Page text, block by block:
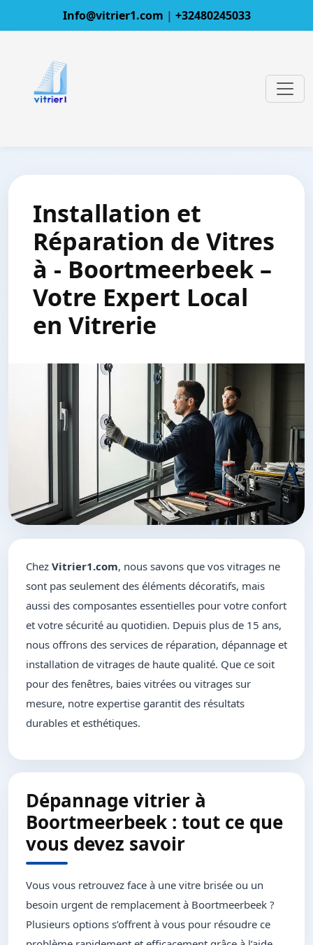
Info@vitrier1.com | +32480245033
Installation et
Réparation de Vitres
à - Boortmeerbeek –
Votre Expert Local
en Vitrerie
Chez Vitrier1.com, nous savons que vos vitrages ne
sont pas seulement des éléments décoratifs, mais
aussi des composantes essentielles pour votre confort
et votre sécurité au quotidien. Depuis plus de 15 ans,
nous offrons des services de réparation, dépannage et
installation de vitrages de haute qualité. Que ce soit
pour des fenêtres, baies vitrées ou vitrages sur
mesure, notre expertise garantit des résultats
durables et esthétiques.
Dépannage vitrier à
Boortmeerbeek : tout ce que
vous devez savoir
Vous vous retrouvez face à une vitre brisée ou un
besoin urgent de remplacement à Boortmeerbeek ?
Plusieurs options s’offrent à vous pour résoudre ce